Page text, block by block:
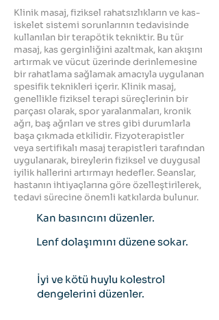
Klinik masaj, fiziksel rahatsızlıkların ve kas-
iskelet sistemi sorunlarının tedavisinde
kullanılan bir terapötik tekniktir. Bu tür
masaj, kas gerginliğini azaltmak, kan akışını
artırmak ve vücut üzerinde derinlemesine
bir rahatlama sağlamak amacıyla uygulanan
spesifik teknikleri içerir. Klinik masaj,
genellikle fiziksel terapi süreçlerinin bir
parçası olarak, spor yaralanmaları, kronik
ağrı, baş ağrıları ve stres gibi durumlarla
başa çıkmada etkilidir. Fizyoterapistler
veya sertifikalı masaj terapistleri tarafından
uygulanarak, bireylerin fiziksel ve duygusal
iyilik hallerini artırmayı hedefler. Seanslar,
hastanın ihtiyaçlarına göre özelleştirilerek,
tedavi sürecine önemli katkılarda bulunur.
Kan basıncını düzenler.
Lenf dolaşımını düzene sokar.
İyi ve kötü huylu kolestrol
dengelerini düzenler.